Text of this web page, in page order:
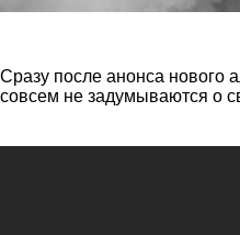
Сразу после анонса нового
совсем не задумываются о